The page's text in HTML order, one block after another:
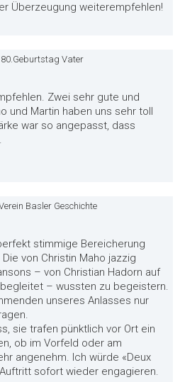
Überzeugung weiterempfehlen!
Vater
Zwei sehr gute und
und Martin haben uns sehr toll
war so angepasst, dass
Basler Geschichte
stimmige Bereicherung
von Christin Maho jazzig
– von Christian Hadorn auf
– wussten zu begeistern.
unseres Anlasses nur
sie trafen pünktlich vor Ort ein
ob im Vorfeld oder am
angenehm. Ich würde «Deux
sofort wieder engagieren.